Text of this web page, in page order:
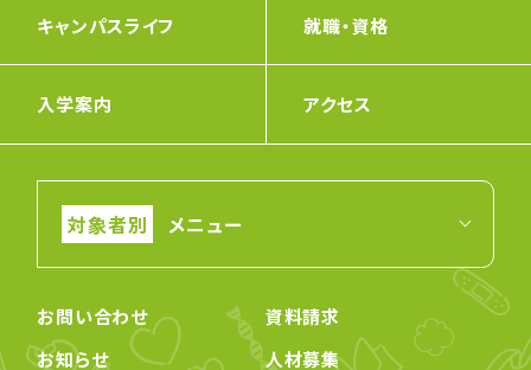
キャンパスライフ 就職・資格
入学案内 アクセス
メニュー
お問い合わせ
資料請求
お知らせ
人材募集